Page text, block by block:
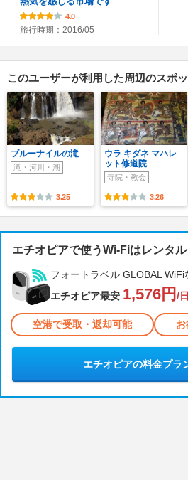
4.0
旅行時期：2016/05
このユーザーが利用した周辺のスポッ
ブルーナイルの滝
滝・河川・湖
3.25
ウラ キダネ マハレ
ット修道院
寺院・教会
3.26
エチオピアで使うWi-Fiはレンタ
フォートラベル GLOBAL WiFi
エチオピア最安 1,576円 /
空港で受取・返却可能
エチオピアの料金プラ